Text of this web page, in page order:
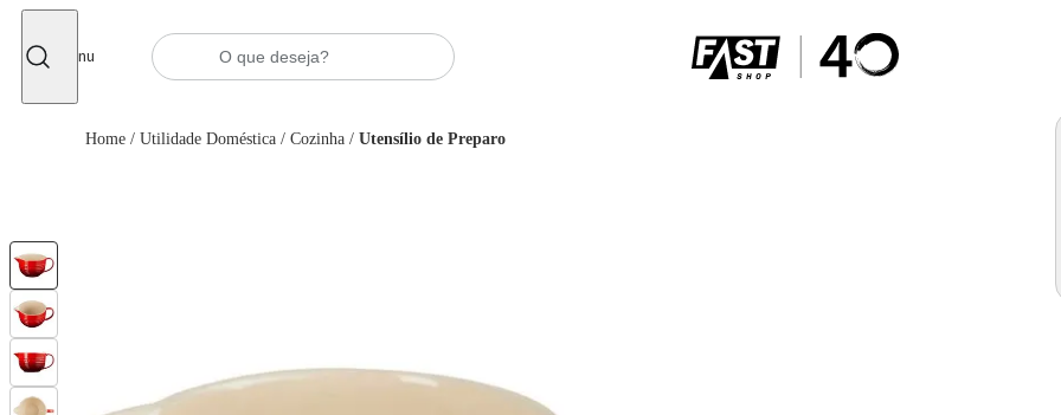
Menu
Home / Utilidade Doméstica / Cozinha / Utensílio de Preparo